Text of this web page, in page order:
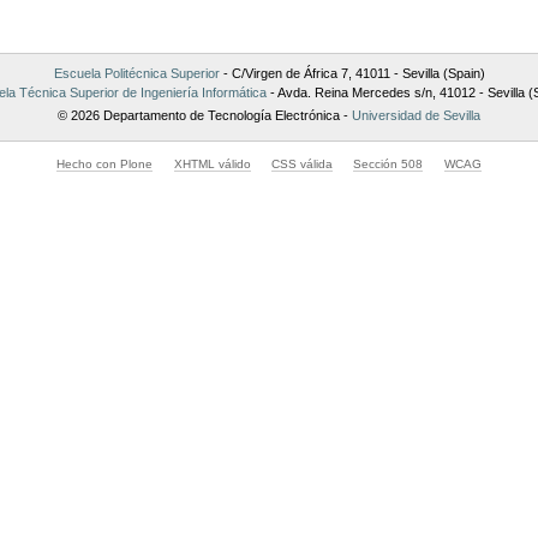
Escuela Politécnica Superior- C/Virgen de África 7, 41011 - Sevilla (Spain)
Técnica Superior de Ingeniería Informática- Avda. Reina Mercedes s/n, 41012 - Sevilla
© 2026 Departamento de Tecnología Electrónica - Universidad de Sevilla
Hecho con Plone XHTML válido CSS válida Sección 508 WCAG